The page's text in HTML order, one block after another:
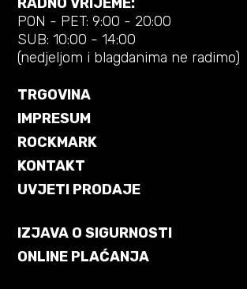
PON - PET: 9:00 - 20:00
SUB: 10:00 - 14:00
(nedjeljom i blagdanima ne radimo)
TRGOVINA
IMPRESUM
ROCKMARK
KONTAKT
UVJETI PRODAJE
IZJAVA O SIGURNOSTI
ONLINE PLAĆANJA